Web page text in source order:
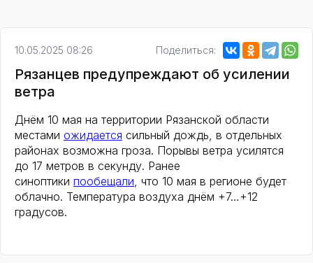
10.05.2025 08:26 Поделиться:
Рязанцев предупреждают об усилении
ветра
Днём 10 мая на территории Рязанской области
местами ожидается сильный дождь, в отдельных
районах возможна гроза. Порывы ветра усилятся
до 17 метров в секунду. Ранее
синоптики пообещали, что 10 мая в регионе будет
облачно. Температура воздуха днём +7…+12
градусов.